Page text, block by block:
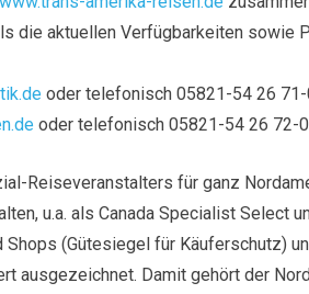
die aktuellen Verfügbarkeiten sowie
oder telefonisch 05821-54 26
oder telefonisch 05821-54 26 72-0
Reiseveranstalters für ganz
u.a. als Canada Specialist Select
(Gütesiegel für Käuferschutz)
ausgezeichnet. Damit gehört der